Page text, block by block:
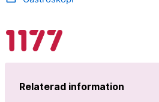
Relaterad information